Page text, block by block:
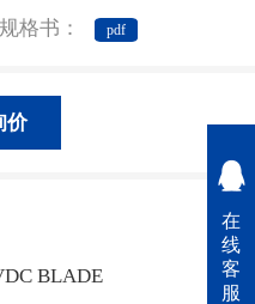
规格书： pdf
价
BLADE
在
线
客
服